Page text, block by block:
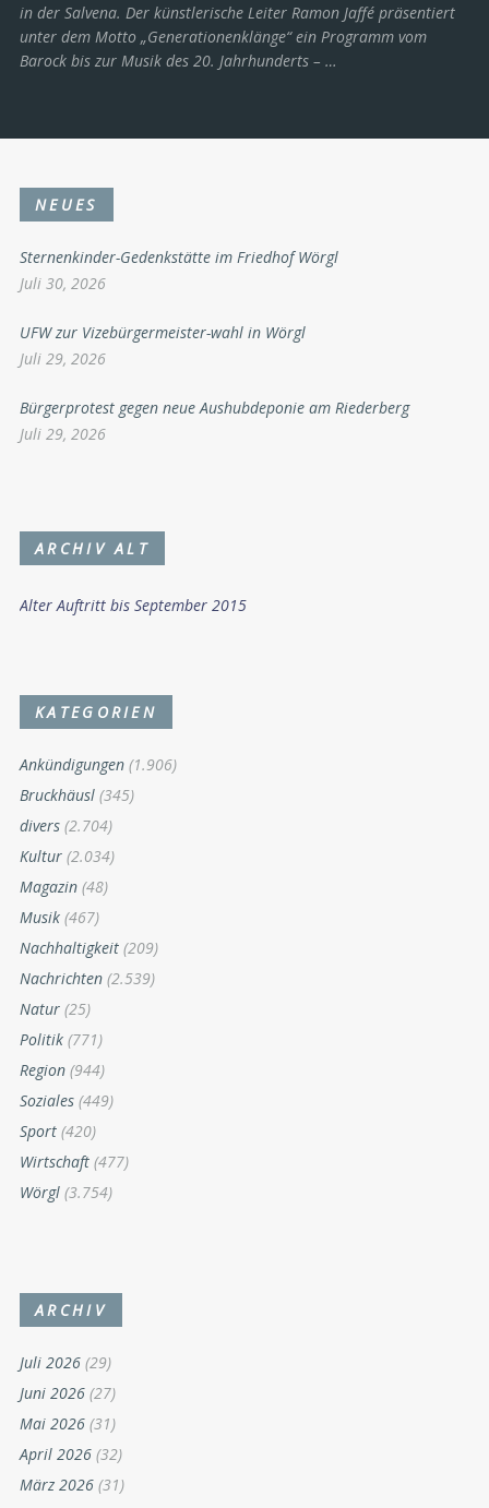
in der Salvena. Der künstlerische Leiter Ramon Jaffé präsentiert
unter dem Motto „Generationenklänge“ ein Programm vom
Barock bis zur Musik des 20. Jahrhunderts ­– …
NEUES
Sternenkinder-Gedenkstätte im Friedhof Wörgl
Juli 30, 2026
UFW zur Vizebürgermeister-wahl in Wörgl
Juli 29, 2026
Bürgerprotest gegen neue Aushubdeponie am Riederberg
Juli 29, 2026
ARCHIV ALT
Alter Auftritt bis September 2015
KATEGORIEN
Ankündigungen (1.906)
Bruckhäusl (345)
divers (2.704)
Kultur (2.034)
Magazin (48)
Musik (467)
Nachhaltigkeit (209)
Nachrichten (2.539)
Natur (25)
Politik (771)
Region (944)
Soziales (449)
Sport (420)
Wirtschaft (477)
Wörgl (3.754)
ARCHIV
Juli 2026 (29)
Juni 2026 (27)
Mai 2026 (31)
April 2026 (32)
März 2026 (31)